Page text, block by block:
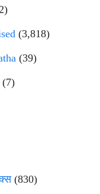
(3,818)
(39)
(7)
(830)